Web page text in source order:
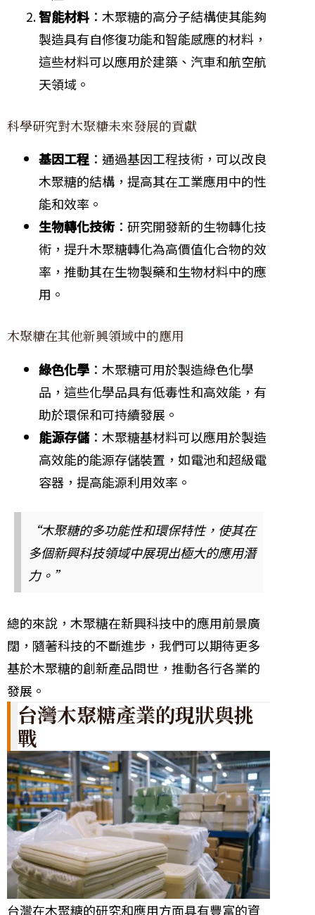
智能材料 ：木聚糖的高分子結構使其能夠
製造具有自修復功能和智能感應的材料，
這些材料可以應用於建築、汽車和航空航
天領域。
科學研究對木聚糖未來發展的貢獻
基因工程 ：通過基因工程技術，可以改良
木聚糖的結構，提高其在工業應用中的性
能和效率。
生物轉化技術 ：研究開發新的生物轉化技
術，提升木聚糖轉化為高價值化合物的效
率，推動其在生物製藥和生物材料中的應
用。
木聚糖在其他新興領域中的應用
綠色化學 ：木聚糖可用於製造綠色化學
品，這些化學品具有低毒性和高效能，有
助於環保和可持續發展。
能源存儲：木聚糖基材料可以應用於製造
高效能的能源存儲裝置，如電池和超級電
容器，提高能源利用效率。
“木聚糖的多功能性和環保特性，使其在
多個新興科技領域中展現出極大的應用潛
力。”
總的來說，木聚糖在新興科技中的應用前景廣
闊，隨著科技的不斷進步，我們可以期待更多
基於木聚糖的創新產品問世，推動各行各業的
發展。
台灣木聚糖產業的現狀與挑
戰
台灣在木聚糖的研究和應用方面具有豐富的資